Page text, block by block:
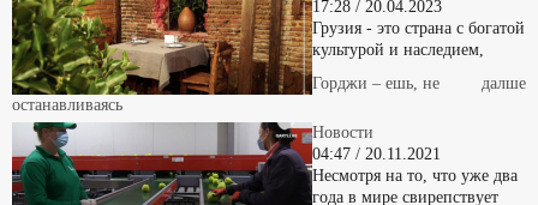
Грузия - это страна с богатой
культурой и наследием,
Горджи – ешь, не
останавливаясь
04:47 / 20.11.2021
Несмотря на то, что уже два
года в мире свирепствует
пандемия, на горийском